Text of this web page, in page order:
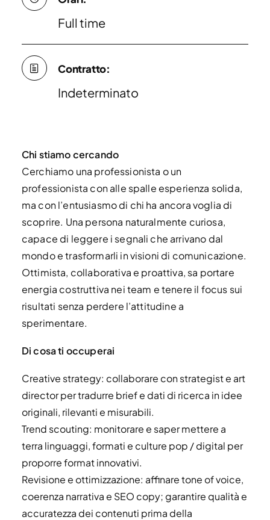
Full time
Contratto:
Indeterminato
Chi stiamo cercando
Cerchiamo una professionista o un
professionista con alle spalle esperienza solida,
ma con l’entusiasmo di chi ha ancora voglia di
scoprire. Una persona naturalmente curiosa,
capace di leggere i segnali che arrivano dal
mondo e trasformarli in visioni di comunicazione.
Ottimista, collaborativa e proattiva, sa portare
energia costruttiva nei team e tenere il focus sui
risultati senza perdere l’attitudine a
sperimentare.
Di cosa ti occuperai
Creative strategy: collaborare con strategist e art
director per tradurre brief e dati di ricerca in idee
originali, rilevanti e misurabili.
Trend scouting: monitorare e saper mettere a
terra linguaggi, formati e culture pop / digital per
proporre format innovativi.
Revisione e ottimizzazione: affinare tone of voice,
coerenza narrativa e SEO copy; garantire qualità e
accuratezza dei contenuti prima della